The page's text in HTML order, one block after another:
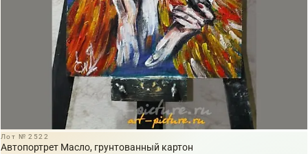
Лот № 2522
Автопортрет Масло, грунтованный картон